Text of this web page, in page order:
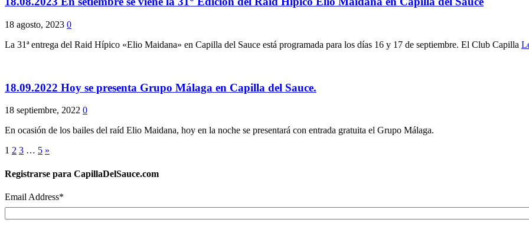
18 agosto, 2023 0
La 31ª entrega del Raid Hípico «Elio Maidana» en Capilla del Sauce está programada para los días 16 y 17 de septiembre. El Club Capilla
18.09.2022 Hoy se presenta Grupo Málaga en Capilla del Sauce.
18 septiembre, 2022 0
En ocasión de los bailes del raíd Elio Maidana, hoy en la noche se presentará con entrada gratuita el Grupo Málaga.
1 2 3 … 5 »
Registrarse para CapillaDelSauce.com
Email Address*